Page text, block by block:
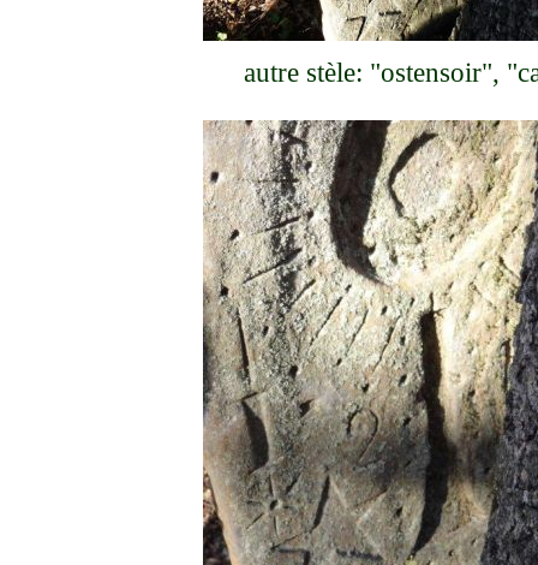
autre stèle: "ostensoir",